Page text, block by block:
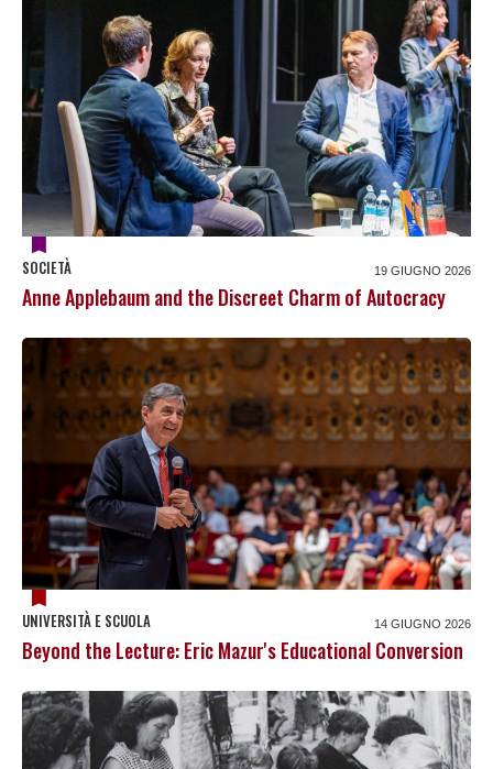
SOCIETÀ 19 GIUGNO 2026
Anne Applebaum and the Discreet Charm of Autocracy
UNIVERSITÀ E SCUOLA 14 GIUGNO 2026
Beyond the Lecture: Eric Mazur's Educational Conversion